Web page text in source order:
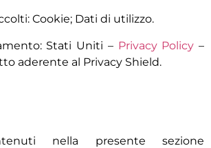
Cookie; Dati di utilizzo.
Stati Uniti – Privacy Policy –
aderente al Privacy Shield.
nella presente sezione